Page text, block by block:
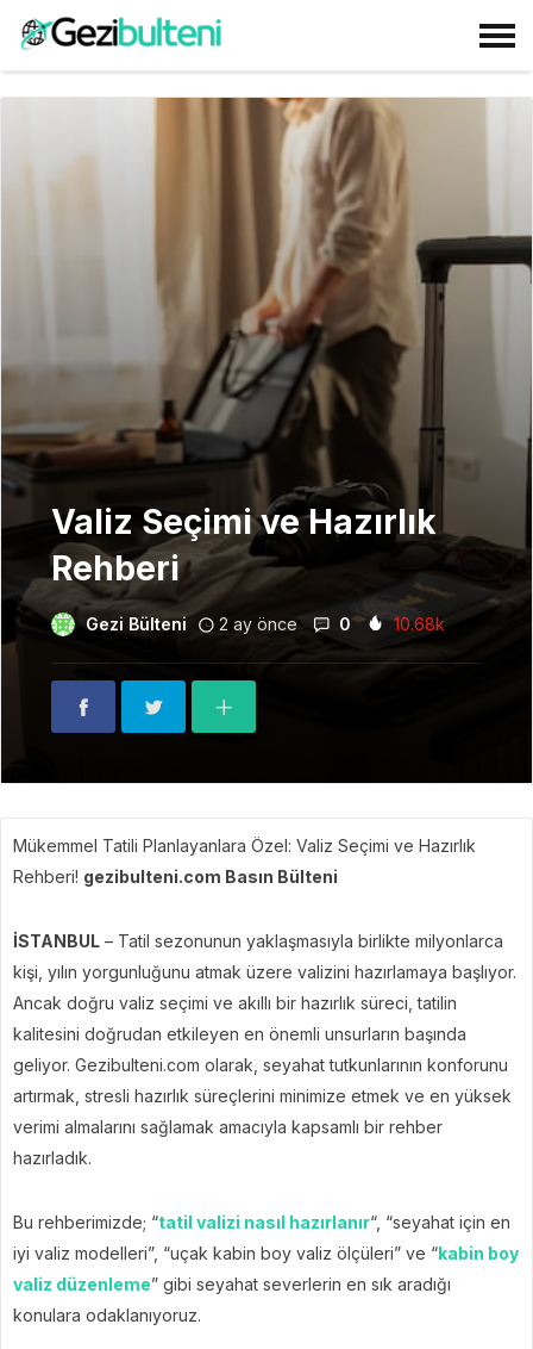
Valiz Seçimi ve Hazırlık
Rehberi
Gezi Bülteni 2 ay önce 0 10.68k
Mükemmel Tatili Planlayanlara Özel: Valiz Seçimi ve Hazırlık
Rehberi! gezibulteni.com Basın Bülteni
İSTANBUL – Tatil sezonunun yaklaşmasıyla birlikte milyonlarca
kişi, yılın yorgunluğunu atmak üzere valizini hazırlamaya başlıyor.
Ancak doğru valiz seçimi ve akıllı bir hazırlık süreci, tatilin
kalitesini doğrudan etkileyen en önemli unsurların başında
geliyor. Gezibulteni.com olarak, seyahat tutkunlarının konforunu
artırmak, stresli hazırlık süreçlerini minimize etmek ve en yüksek
verimi almalarını sağlamak amacıyla kapsamlı bir rehber
hazırladık.
Bu rehberimizde; “tatil valizi nasıl hazırlanır“, “seyahat için en
iyi valiz modelleri”, “uçak kabin boy valiz ölçüleri” ve “kabin boy
valiz düzenleme” gibi seyahat severlerin en sık aradığı
konulara odaklanıyoruz.